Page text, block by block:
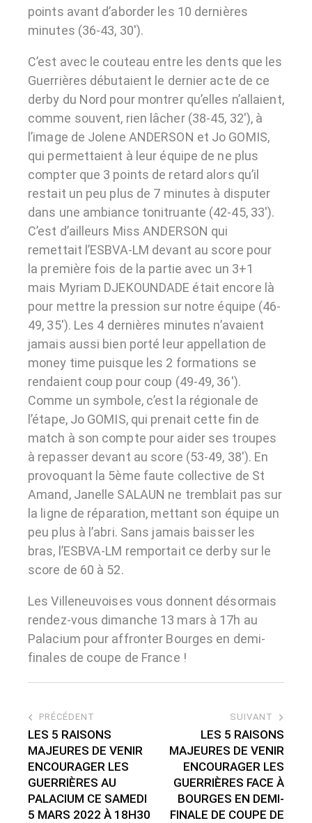
points avant d’aborder les 10 dernières
minutes (36-43, 30′).
C’est avec le couteau entre les dents que les
Guerrières débutaient le dernier acte de ce
derby du Nord pour montrer qu’elles n’allaient,
comme souvent, rien lâcher (38-45, 32′), à
l’image de Jolene ANDERSON et Jo GOMIS,
qui permettaient à leur équipe de ne plus
compter que 3 points de retard alors qu’il
restait un peu plus de 7 minutes à disputer
dans une ambiance tonitruante (42-45, 33′).
C’est d’ailleurs Miss ANDERSON qui
remettait l’ESBVA-LM devant au score pour
la première fois de la partie avec un 3+1
mais Myriam DJEKOUNDADE était encore là
pour mettre la pression sur notre équipe (46-
49, 35′). Les 4 dernières minutes n’avaient
jamais aussi bien porté leur appellation de
money time puisque les 2 formations se
rendaient coup pour coup (49-49, 36′).
Comme un symbole, c’est la régionale de
l’étape, Jo GOMIS, qui prenait cette fin de
match à son compte pour aider ses troupes
à repasser devant au score (53-49, 38′). En
provoquant la 5ème faute collective de St
Amand, Janelle SALAUN ne tremblait pas sur
la ligne de réparation, mettant son équipe un
peu plus à l’abri. Sans jamais baisser les
bras, l’ESBVA-LM remportait ce derby sur le
score de 60 à 52.
Les Villeneuvoises vous donnent désormais
rendez-vous dimanche 13 mars à 17h au
Palacium pour affronter Bourges en demi-
finales de coupe de France !
PRÉCÉDENT
LES 5 RAISONS
MAJEURES DE VENIR
ENCOURAGER LES
GUERRIÈRES AU
PALACIUM CE SAMEDI
5 MARS 2022 À 18H30
SUIVANT
LES 5 RAISONS
MAJEURES DE VENIR
ENCOURAGER LES
GUERRIÈRES FACE À
BOURGES EN DEMI-
FINALE DE COUPE DE